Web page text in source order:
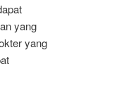
yang
yang